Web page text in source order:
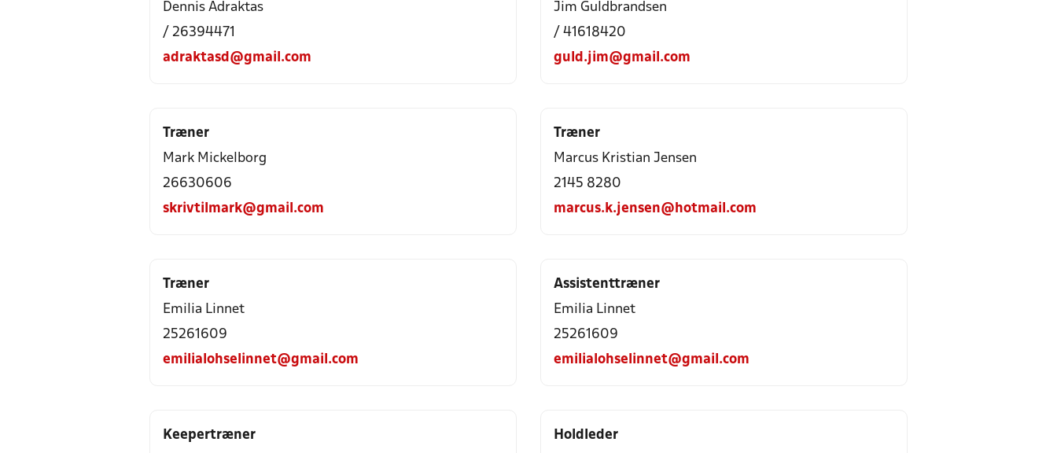
Dennis Adraktas
/ 26394471
adraktasd@gmail.com
Jim Guldbrandsen
/ 41618420
guld.jim@gmail.com
Træner
Mark Mickelborg
26630606
skrivtilmark@gmail.com
Træner
Marcus Kristian Jensen
2145 8280
marcus.k.jensen@hotmail.com
Træner
Emilia Linnet
25261609
emilialohselinnet@gmail.com
Assistenttræner
Emilia Linnet
25261609
emilialohselinnet@gmail.com
Keepertræner
Holdleder